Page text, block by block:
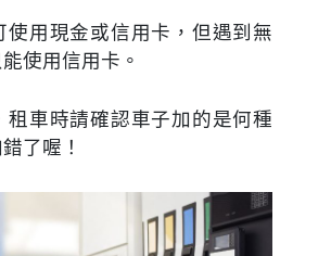
使用現金或信用卡，但遇到無
使用信用卡。
租車時請確認車子加的是何種
了喔！